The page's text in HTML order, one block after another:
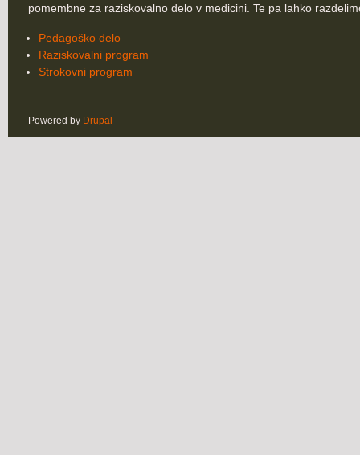
pomembne za raziskovalno delo v medicini. Te pa lahko
Pedagoško delo
Raziskovalni program
Strokovni program
Powered by Drupal